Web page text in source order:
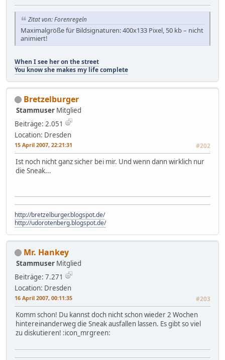
Zitat von: Forenregeln
Maximalgröße für Bildsignaturen: 400x133 Pixel, 50 kb – nicht
animiert!
When I see her on the street
You know she makes my life complete
Bretzelburger
Stammuser Mitglied
Beiträge: 2.051
Location: Dresden
15 April 2007, 22:21:31 #202
Ist noch nicht ganz sicher bei mir. Und wenn dann wirklich nur
die Sneak...
http://bretzelburger.blogspot.de/
http://udorotenberg.blogspot.de/
Mr. Hankey
Stammuser Mitglied
Beiträge: 7.271
Location: Dresden
16 April 2007, 00:11:35 #203
Komm schon! Du kannst doch nicht schon wieder 2 Wochen
hintereinanderweg die Sneak ausfallen lassen. Es gibt so viel
zu diskutieren! :icon_mrgreen: